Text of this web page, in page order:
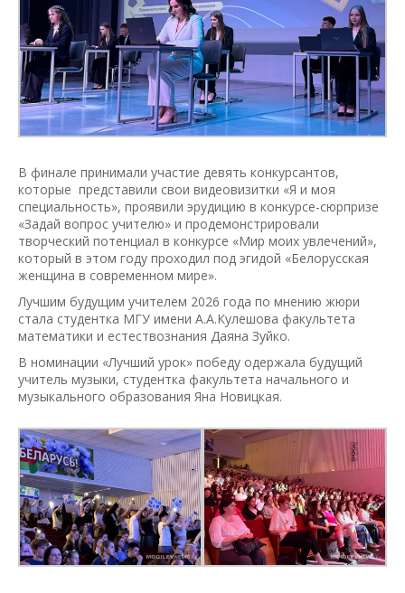
В финале принимали участие девять конкурсантов,
которые представили свои видеовизитки «Я и моя
специальность», проявили эрудицию в конкурсе-сюрпризе
«Задай вопрос учителю» и продемонстрировали
творческий потенциал в конкурсе «Мир моих увлечений»,
который в этом году проходил под эгидой «Белорусская
женщина в современном мире».
Лучшим будущим учителем 2026 года по мнению жюри
стала студентка МГУ имени А.А.Кулешова факультета
математики и естествознания Даяна Зуйко.
В номинации «Лучший урок» победу одержала будущий
учитель музыки, студентка факультета начального и
музыкального образования Яна Новицкая.